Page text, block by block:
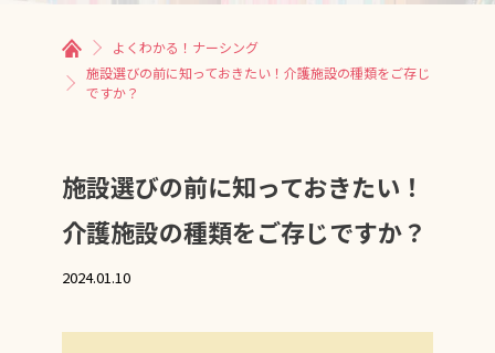
よくわかる！ナーシング
施設選びの前に知っておきたい！介護施設の種類をご存じ
ですか？
施設選びの前に知っておきたい！
介護施設の種類をご存じですか？
2024.01.10